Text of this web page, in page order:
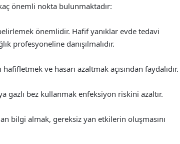
önemli nokta bulunmaktadır:
önemlidir. Hafif yanıklar evde tedavi
profesyoneline danışılmalıdır.
ve hasarı azaltmak açısından faydalıdır.
gazlı bez kullanmak enfeksiyon riskini azaltır.
bilgi almak, gereksiz yan etkilerin oluşmasını